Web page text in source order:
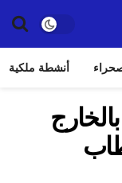
أنشطة ملكية